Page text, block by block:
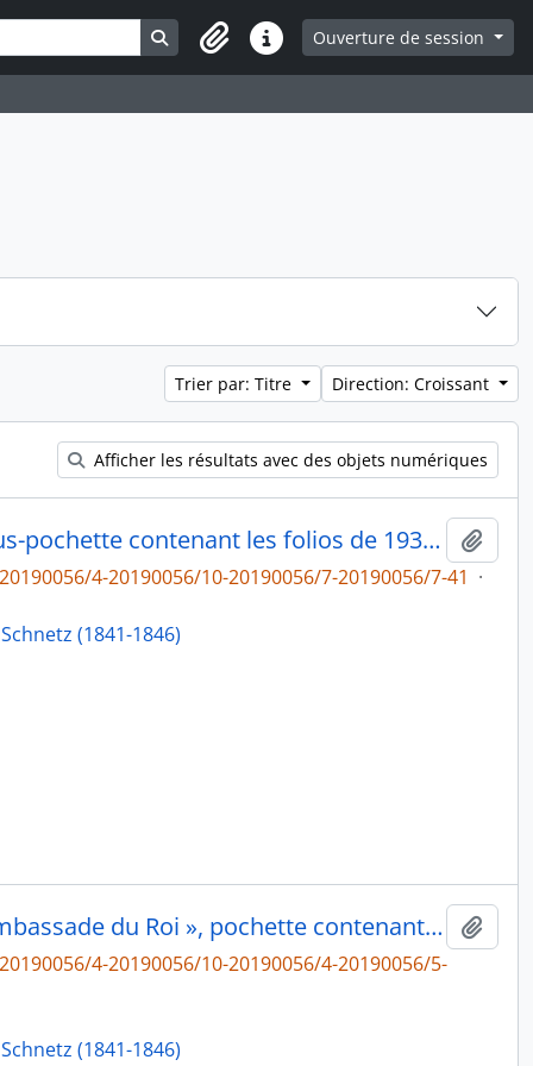
Search in browse page
Liens rapidesOuverture de session
Trier par: Titre Direction: Croissant
Afficher les résultats avec des objets numériques
« 1843. Schnetz (comptes) », sous-pochette contenant les folios de 193 à 197, état des dépenses du fonctionnement interne de l’Académie : fournitures, écuries, vêtements, éclairage de la loggia, à Jean-Victor Schnetz, fol. 193-197
4-20190056/10-20190056/7-20190056/7-41 ·
(1841-1846)
« 4e Envoi. 28 9bre 1841. par l’ambassade du Roi », pochette contenant les folios de 196 à 228, fol. 195
4-20190056/10-20190056/4-20190056/5-
(1841-1846)